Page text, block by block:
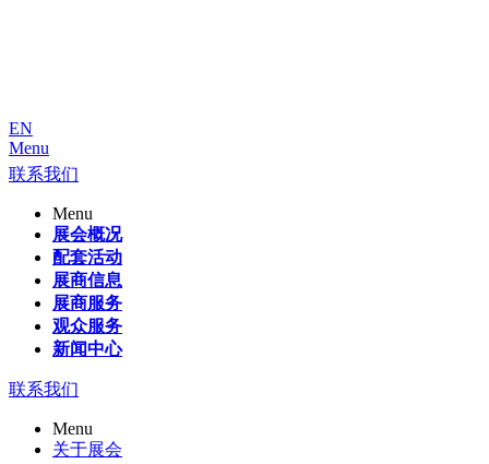
EN
Menu
联系我们
Menu
展会概况
配套活动
展商信息
展商服务
观众服务
新闻中心
联系我们
Menu
关于展会